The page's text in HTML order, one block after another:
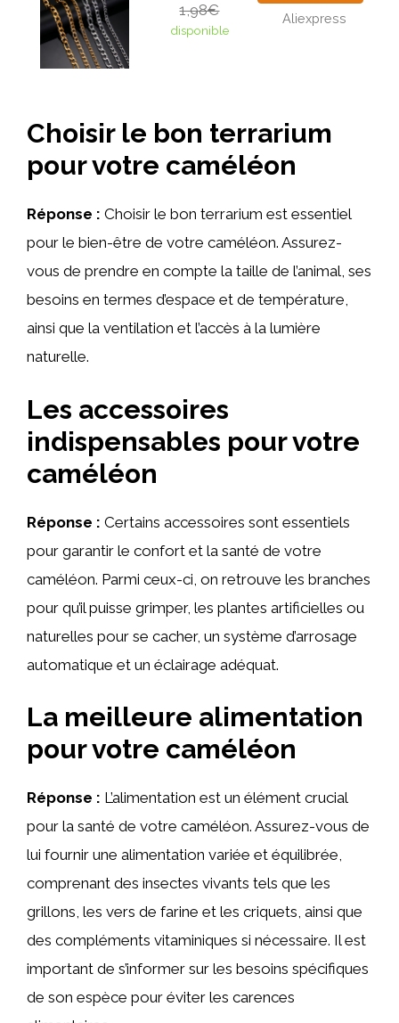
1,98€
disponible
Aliexpress
Choisir le bon terrarium
pour votre caméléon
Réponse : Choisir le bon terrarium est essentiel
pour le bien-être de votre caméléon. Assurez-
vous de prendre en compte la taille de l’animal, ses
besoins en termes d’espace et de température,
ainsi que la ventilation et l’accès à la lumière
naturelle.
Les accessoires
indispensables pour votre
caméléon
Réponse : Certains accessoires sont essentiels
pour garantir le confort et la santé de votre
caméléon. Parmi ceux-ci, on retrouve les branches
pour qu’il puisse grimper, les plantes artificielles ou
naturelles pour se cacher, un système d’arrosage
automatique et un éclairage adéquat.
La meilleure alimentation
pour votre caméléon
Réponse : L’alimentation est un élément crucial
pour la santé de votre caméléon. Assurez-vous de
lui fournir une alimentation variée et équilibrée,
comprenant des insectes vivants tels que les
grillons, les vers de farine et les criquets, ainsi que
des compléments vitaminiques si nécessaire. Il est
important de s’informer sur les besoins spécifiques
de son espèce pour éviter les carences